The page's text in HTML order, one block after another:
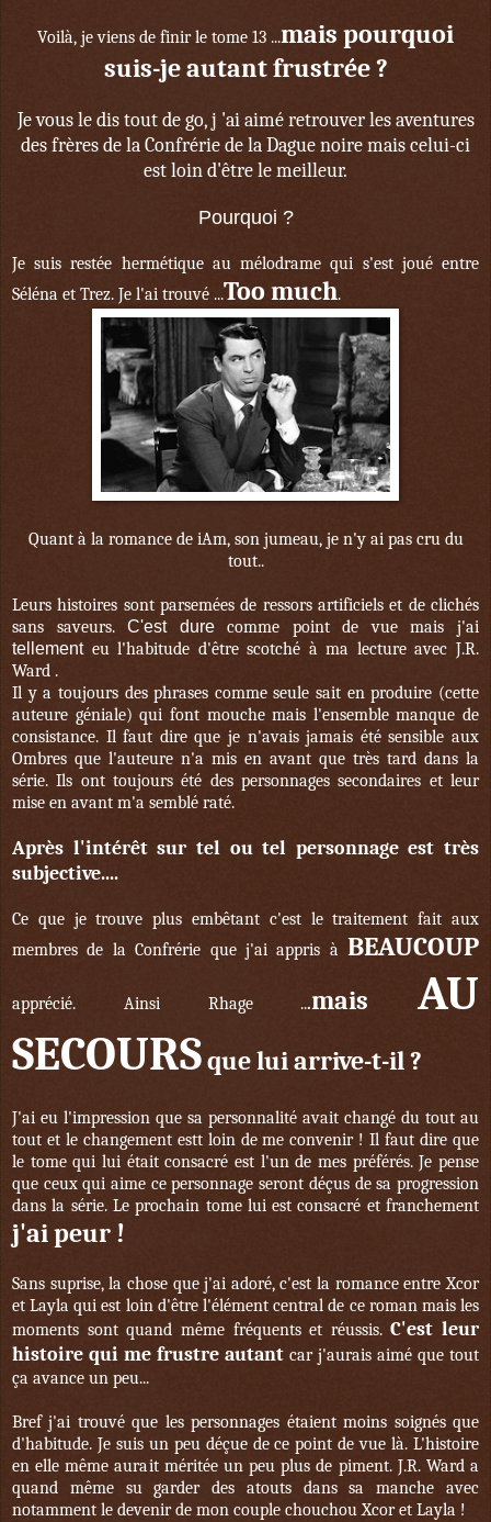
Voilà, je viens de finir le tome 13 ...mais pourquoi
suis-je autant frustrée ?
Je vous le dis tout de go, j 'ai aimé retrouver les aventures
des frères de la Confrérie de la Dague noire mais celui-ci
est loin d'être le meilleur.
Pourquoi ?
Je suis restée hermétique au mélodrame qui s'est joué entre
Séléna et Trez. Je l'ai trouvé ...Too much.
Quant à la romance de iAm, son jumeau, je n'y ai pas cru du
tout..
Leurs histoires sont parsemées de ressors artificiels et de clichés
sans saveurs.C'est durecomme point de vue mais j'ai
tellementeu l'habitude d'être scotché à ma lecture avec J.R.
Ward .
Il y a toujours des phrases comme seule sait en produire (cette
auteure géniale) qui font mouche mais l'ensemble manque de
consistance. Il faut dire que je n'avais jamais été sensible aux
Ombres que l'auteure n'a mis en avant que très tard dans la
série. Ils ont toujours été des personnages secondaires et leur
mise en avant m'a semblé raté.
Après l'intérêt sur tel ou tel personnage est très
subjective....
Ce que je trouve plus embêtant c'est le traitement fait aux
membres de la Confrérie que j'ai appris à BEAUCOUP
apprécié. Ainsi Rhage ...maisAU
SECOURSque lui arrive-t-il ?
J'ai eu l'impression que sa personnalité avait changé du tout au
tout et le changement estt loin de me convenir ! Il faut dire que
le tome qui lui était consacré est l'un de mes préférés. Je pense
que ceux qui aime ce personnage seront déçus de sa progression
dans la série. Le prochain tome lui est consacré et franchement
j'ai peur !
Sans suprise, la chose que j'ai adoré, c'est la romance entre Xcor
et Layla qui est loin d'être l'élément central de ce roman mais les
moments sont quand même fréquents et réussis.C'est leur
histoire qui me frustre autant car j'aurais aimé que tout
ça avance un peu...
Bref j'ai trouvé que les personnages étaient moins soignés que
d'habitude. Je suis un peu déçue de ce point de vue là. L'histoire
en elle même aurait méritée un peu plus de piment. J.R. Ward a
quand même su garder des atouts dans sa manche avec
notamment le devenir de mon couple chouchou Xcor et Layla !